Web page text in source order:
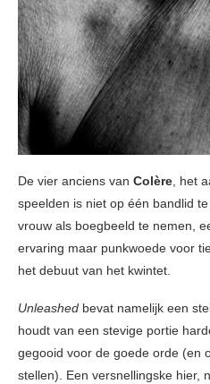
De vier anciens van Colère, het
speelden is niet op één bandlid
vrouw als boegbeeld te nemen,
ervaring maar punkwoede voor
het debuut van het kwintet.
Unleashed bevat namelijk een
houdt van een stevige portie
gegooid voor de goede orde (en
stellen). Een versnellingske hier,